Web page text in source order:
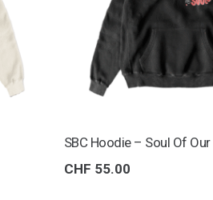
SBC Hoodie – Soul Of
CHF 55.00